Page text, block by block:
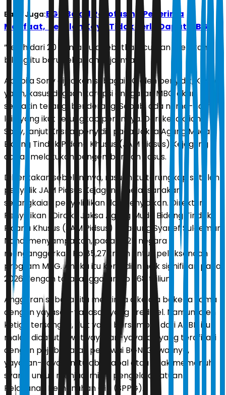
Baca Juga:BGN Bakal Recofusing Penerima
Manfaat, Sekolah Kaya Tidak Perlu Dapat MBG
”Lebih dari 20 nama itu disebutkan, cuman klien kami
bilang itu baru sebagian,” ujarnya.
Apabila Sony dijadikan sebagai JC oleh penyidik, Krisna
yakin, kasus dugaan korupsi anggaran MBG akan
semakin terang-benderang. Sebab, ada nama-nama
lain yang ikut terungkap perannya. Dari kesaksian
Sony, lanjut Krisna, penyidik pada Jaksa Agung Muda
Bidang Tindak Pidana Khusus (JAM Pidsus) Kejagung
dapat melakukan pengembangan kasus.
Diberitakan sebelumnya, rasuah itu terungkap setelah
penyidik JAM Pidsus Kejagung melaksanakan
serangkaian penyelidikan dan penyidikan. Direktur
Penyidikan (Dirdik) Jaksa Agung Muda Bidang Tindak
Pidana Khusus (JAM Pidsus) Kejagung Syarief Sulaeman
Nahdi menyampaikan, pada 2025 negara
menganggarkan Rp 85,27 triliun untuk pelaksanaan
program MBG. Angka itu kemudian naik signifikan pada
2026 dengan total anggaran Rp 268 triliun.
Anggaran sebesar itu mestinya dikelola bekerja sama
dengan yayasan-yayasan yang kredibel. Namun, oleh
ketiga tersangka, duit yang bersumber dari APBN itu
malah dicatut lewat yayasan-yayasan yang terafiliasi
dengan pejabat atau pegawai BGN. Gawatnya,
yayasan-yayasan itu abal-abal atau tidak memenuhi
syarat untuk menjadi mitra pengelola Satuan
Pelayanan Pemenuhan Gizi (SPPG).